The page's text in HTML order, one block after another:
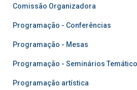
Comissão Organizadora
Programação - Conferências
Programação - Mesas
Programação - Seminários
Programação artística